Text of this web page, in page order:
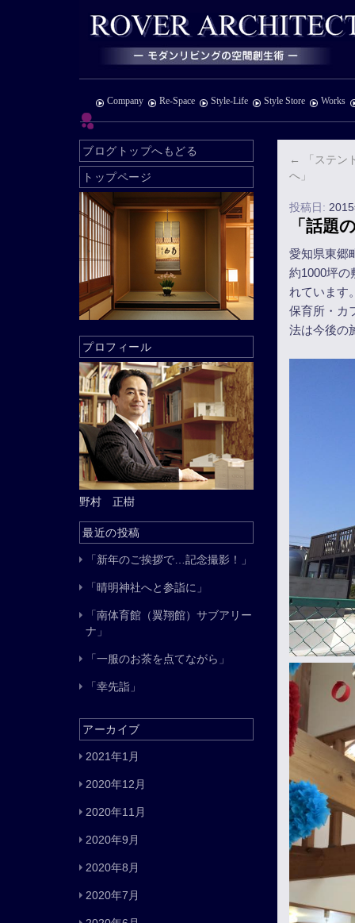
Company Re-Space Style-Life Style Store Works
←
「ステン
へ」
投稿日:
「話題
愛知県東郷
約1000坪の
れています
保育所・カ
法は今後の
ブログトップへもどる
トップページ
プロフィール
野村 正樹
最近の投稿
「新年のご挨拶で…記念撮影！」
「晴明神社へと参詣に」
「南体育館（翼翔館）サブアリー
ナ」
「一服のお茶を点てながら」
「幸先詣」
アーカイブ
2021年1月
2020年12月
2020年11月
2020年9月
2020年8月
2020年7月